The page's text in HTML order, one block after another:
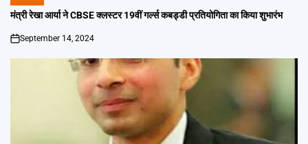
POSTED
IN
मंत्री रेखा आर्या ने CBSE क्लस्टर 19वीं गर्ल्स कबड्डी प्रतियोगिता का किया शुभारंभ
on
September 14, 2024